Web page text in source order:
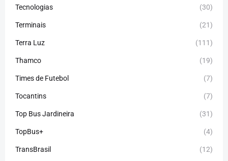
Tecnologias (30)
Terminais (21)
Terra Luz (111)
Thamco (19)
Times de Futebol (7)
Tocantins (7)
Top Bus Jardineira (31)
TopBus+ (4)
TransBrasil (12)